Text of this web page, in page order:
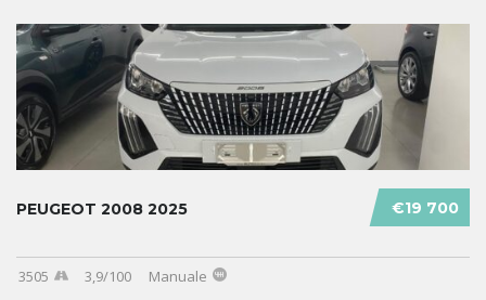
€19 700
PEUGEOT 2008 2025
3505 3,9/100 Manuale